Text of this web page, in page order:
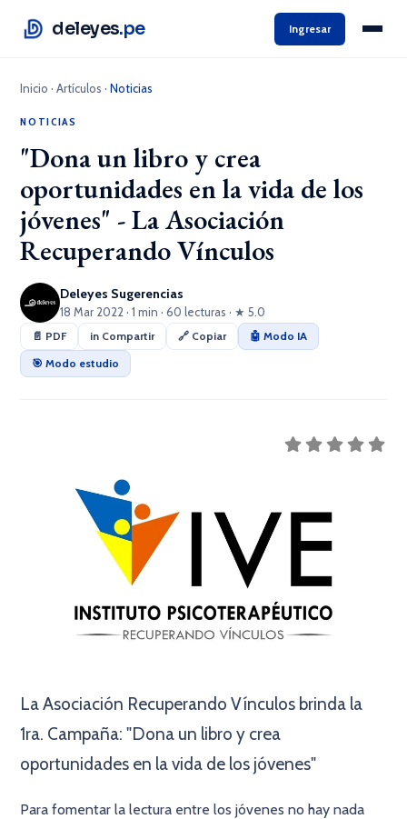
deleyes.pe Ingresar
Inicio ·Artículos ·Noticias
NOTICIAS
"Dona un libro y crea
oportunidades en la vida de los
jóvenes" - La Asociación
Recuperando Vínculos
Deleyes Sugerencias
18 Mar 2022 · 1 min · 60 lecturas · ★ 5.0
📄 PDF in Compartir 🔗 Copiar
🤖 Modo IA
🎯 Modo estudio
La Asociación Recuperando Vínculos brinda la
1ra. Campaña: "Dona un libro y crea
oportunidades en la vida de los jóvenes"
Para fomentar la lectura entre los jóvenes no hay nada